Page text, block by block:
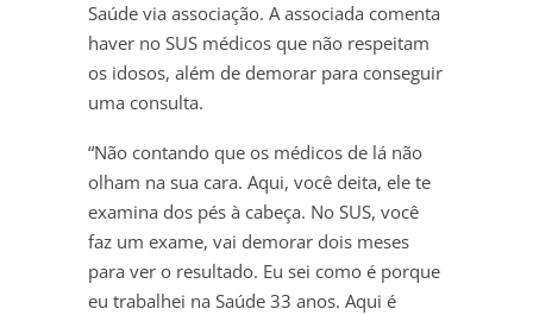
Saúde via associação. A associada comenta
haver no SUS médicos que não respeitam
os idosos, além de demorar para conseguir
uma consulta.
“Não contando que os médicos de lá não
olham na sua cara. Aqui, você deita, ele te
examina dos pés à cabeça. No SUS, você
faz um exame, vai demorar dois meses
para ver o resultado. Eu sei como é porque
eu trabalhei na Saúde 33 anos. Aqui é